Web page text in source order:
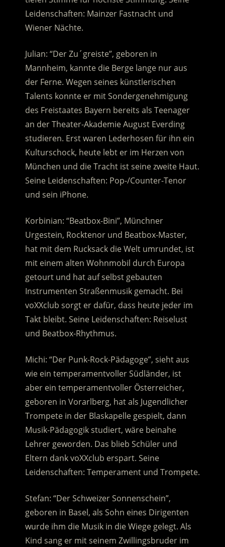
Leidenschaften: Mainzer Fastnacht und
Wiener Nächte.
Julian: “Der Zu´greiste”, geboren in
Mannheim, kannte die Berge lange nur aus
der Ferne. Wegen seines künstlerischen
Talents konnte er mit Sondergenehmigung
des Freistaates Bayern bereits als Teenager
an der Theater-Akademie August Everding
studieren. Erst waren Lederhosen für ihn ein
Kulturschock, heute lebt er im Herzen von
München und die Tracht ist seine zweite Haut.
Seine Leidenschaften: Pop-/Counter-Tenor
und sein iPhone.
Korbinian: “Beatbox-Bini”, Münchner
Urgestein, Rocktenor und Beatbox-Master,
hat mit dem Rucksack die Welt umrundet, ist
mit einem alten Wohnmobil durch Europa
getourt und hat auf selbst gebauten
Instrumenten Straßenmusik gemacht. Bei
voXXclub sorgt er dafür, dass heute jeder im
Takt bleibt. Seine Leidenschaften: Reiselust
und Beatbox-Rhythmus.
Michi: “Der Punk-Rock-Pädagoge”, sieht aus
wie ein temperamentvoller Südländer, ist
aber ein temperamentvoller Österreicher,
geboren in Vorarlberg, hat als Jugendlicher
Trompete in der Blaskapelle gespielt, dann
Musik-Pädagogik studiert, wäre beinahe
Lehrer geworden. Das blieb Schüler und
Eltern dank voXXclub erspart. Seine
Leidenschaften: Temperament und Trompete.
Stefan: “Der Schweizer Sonnenschein”,
geboren in Basel, als Sohn eines Dirigenten
wurde ihm die Musik in die Wiege gelegt. Als
Kind sang er mit seinem Zwillingsbruder im